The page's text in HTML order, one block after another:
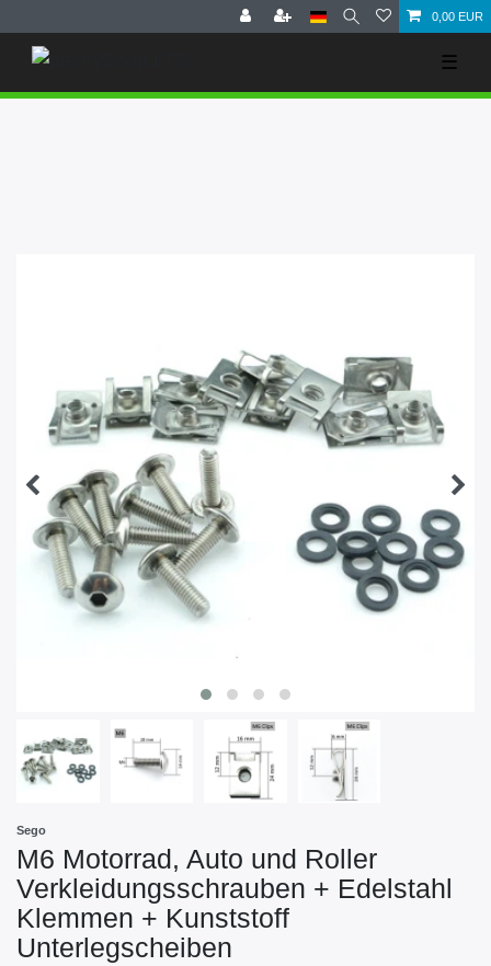
0,00 EUR
☰
Sego
M6 Motorrad, Auto und Roller
Verkleidungsschrauben + Edelstahl
Klemmen + Kunststoff
Unterlegscheiben